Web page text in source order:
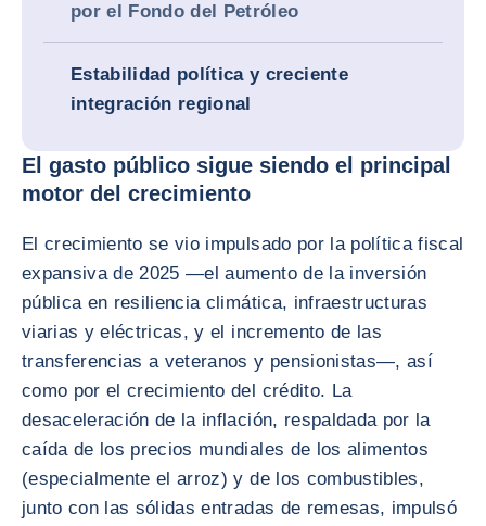
por el Fondo del Petróleo
Estabilidad política y creciente
integración regional
El gasto público sigue siendo el principal
motor del crecimiento
El crecimiento se vio impulsado por la política fiscal
expansiva de 2025 —el aumento de la inversión
pública en resiliencia climática, infraestructuras
viarias y eléctricas, y el incremento de las
transferencias a veteranos y pensionistas—, así
como por el crecimiento del crédito. La
desaceleración de la inflación, respaldada por la
caída de los precios mundiales de los alimentos
(especialmente el arroz) y de los combustibles,
junto con las sólidas entradas de remesas, impulsó